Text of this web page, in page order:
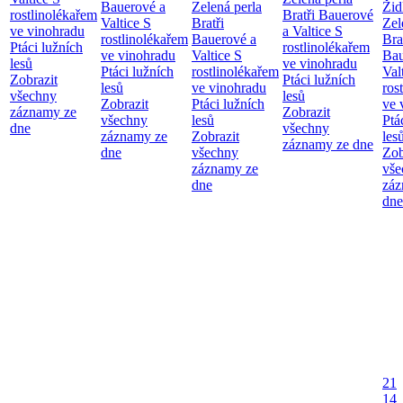
rostlinolékařem
ve vinohradu
Ptáci lužních
lesů
Zobrazit
všechny
záznamy ze
dne
Bauerové a
Valtice S
rostlinolékařem
ve vinohradu
Ptáci lužních
lesů
Zobrazit
všechny
záznamy ze
dne
Zelená perla
Bratři
Bauerové a
Valtice S
rostlinolékařem
ve vinohradu
Ptáci lužních
lesů
Zobrazit
všechny
záznamy ze
dne
Bratři Bauerové
a Valtice S
rostlinolékařem
ve vinohradu
Ptáci lužních
lesů
Zobrazit
všechny
záznamy ze dne
ve
dne
21
14